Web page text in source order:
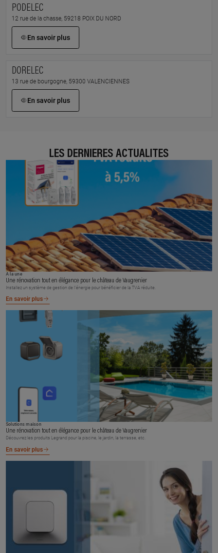
PODELEC
12 rue de la chasse, 59218 POIX DU NORD
En savoir plus
DORELEC
13 rue de bourgogne, 59300 VALENCIENNES
En savoir plus
LES DERNIÈRES ACTUALITÉS
À la une
Une rénovation tout en élégance pour le château de Vaugrenier
Installez un système de gestion de l’énergie pour bénéficier de la TVA réduite.
En savoir plus
Solutions maison
Une rénovation tout en élégance pour le château de Vaugrenier
Découvrez les produits Legrand pour la piscine, le jardin, la terrasse, etc.
En savoir plus